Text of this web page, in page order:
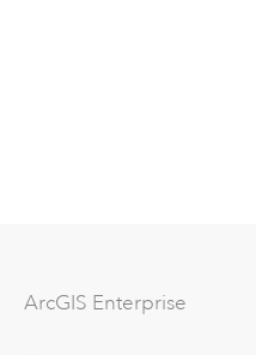
ArcGIS Enterprise